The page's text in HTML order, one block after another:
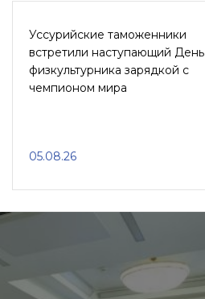
Уссурийские таможенники
встретили наступающий День
физкультурника зарядкой с
чемпионом мира
05.08.26